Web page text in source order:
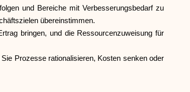
Sie uns
und Bereiche mit Verbesserungsbedarf zu
übereinstimmen.
bringen, und die Ressourcenzuweisung für
Prozesse rationalisieren, Kosten senken oder